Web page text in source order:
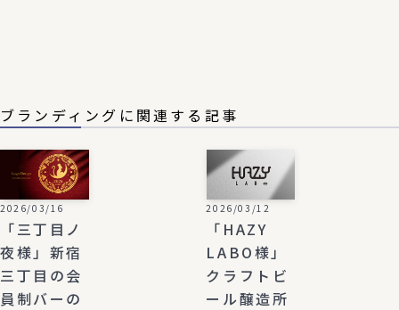
ブランディングに関連する記事
2026/03/16
「三丁目ノ
夜様」新宿
三丁目の会
員制バーの
2026/03/12
「HAZY
LABO様」
クラフトビ
ール醸造所